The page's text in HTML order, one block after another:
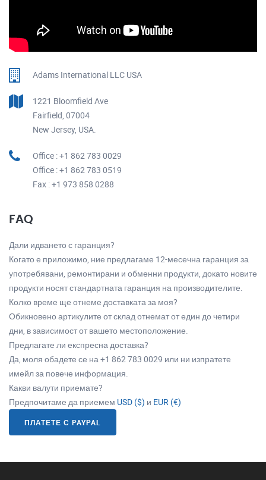
Adams International LLC USA
1221 Bloomfield Ave
Fairfield, 07004
New Jersey, USA.
Office : +1 862 783 0029
Office : +1 862 783 0519
Fax : +1 973 858 0288
FAQ
Дали идването с гаранция?
Когато е приложимо, ние предлагаме 12-месечна гаранция за
употребявани, ремонтирани и обменни продукти, докато новите
продукти носят стандартната гаранция на производителите.
Колко време ще отнеме доставката за моя?
Обикновено артикулите от склад отнемат от един до четири
дни, в зависимост от вашето местоположение.
Предлагате ли експресна доставка?
Да, моля обадете се на +1 862 783 0029 или ни изпратете
имейл за повече информация.
Какви валути приемате?
Предпочитаме да приемем USD ($) и EUR (€)
ПЛАТЕТЕ С PAYPAL